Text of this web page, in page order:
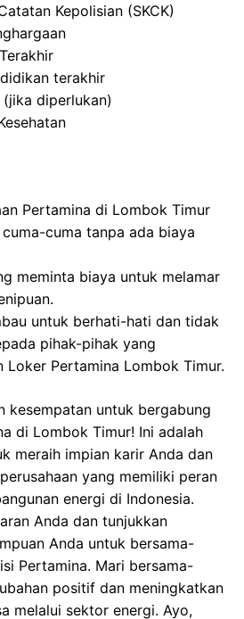
Kepolisian (SKCK)
terakhir
diperlukan)
Pertamina di Lombok Timur
cuma tanpa ada biaya
meminta biaya untuk melamar
untuk berhati-hati dan tidak
pihak-pihak yang
Loker Pertamina Lombok Timur.
kesempatan untuk bergabung
di Lombok Timur! Ini adalah
meraih impian karir Anda dan
yang memiliki peran
energi di Indonesia.
Anda dan tunjukkan
Anda untuk bersama-
Pertamina. Mari bersama-
positif dan meningkatkan
melalui sektor energi. Ayo,